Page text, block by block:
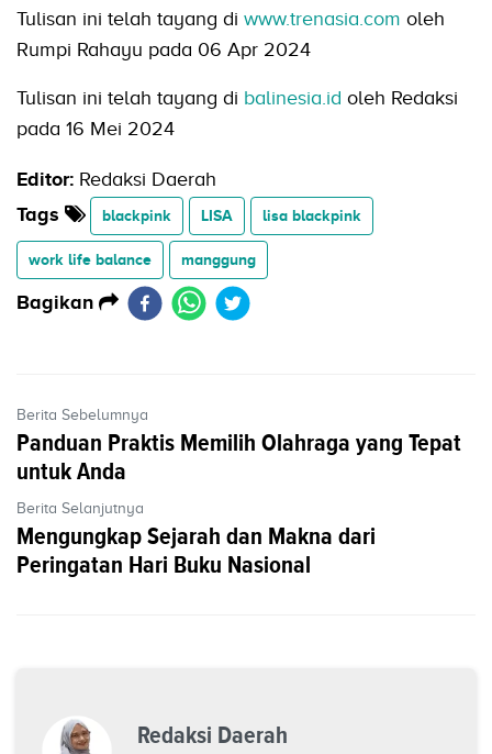
Tulisan ini telah tayang di www.trenasia.com oleh
Rumpi Rahayu pada 06 Apr 2024
Tulisan ini telah tayang di balinesia.id oleh Redaksi
pada 16 Mei 2024
Editor: Redaksi Daerah
Tags
blackpink LISA lisa blackpink
work life balance manggung
Bagikan
Berita Sebelumnya
Panduan Praktis Memilih Olahraga yang Tepat
untuk Anda
Berita Selanjutnya
Mengungkap Sejarah dan Makna dari
Peringatan Hari Buku Nasional
Redaksi Daerah